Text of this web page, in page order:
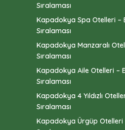
Sıralaması
Kapadokya Spa Otelleri –
Sıralaması
Kapadokya Manzaralı
Sıralaması
Kapadokya Aile Otelleri –
Sıralaması
Kapadokya 4 Yıldızlı
Sıralaması
Kapadokya Ürgüp Otelleri